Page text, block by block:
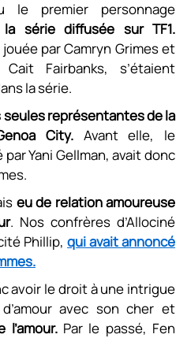
le premier personnage
série diffusée sur TF1.
jouée par Camryn Grimes et
Fairbanks, s’étaient
la série.
seules représentantes de la
City.Avant elle, le
Yani Gellman, avait donc
eu de relation amoureuse
. Nos confrères d’Allociné
Phillip, qui avait annoncé
avoir le droit à une intrigue
avec son cher et
Par le passé, Fen